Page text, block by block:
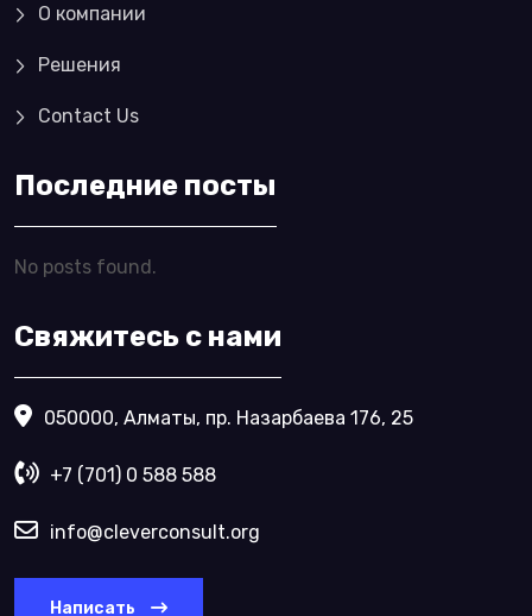
О компании
Решения
Contact Us
Последние посты
No posts found.
Свяжитесь с нами
050000, Алматы, пр. Назарбаева 176, 25
+7 (701) 0 588 588
info@cleverconsult.org
Написать